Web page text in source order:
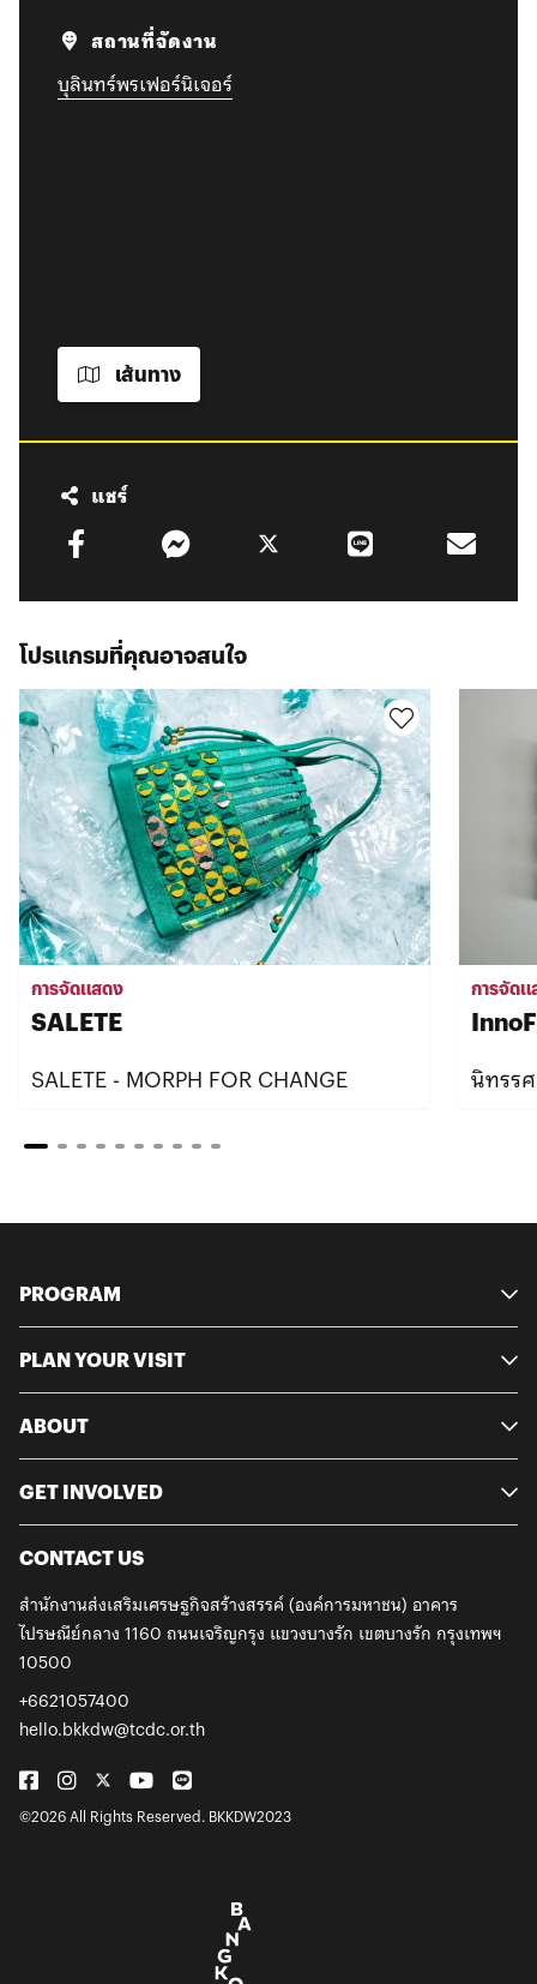
สถานที่จัดงาน
บุลินทร์พรเฟอร์นิเจอร์
เส้นทาง
แชร์
โปรแกรมที่คุณอาจสนใจ
การจัดแสดง
SALETE
SALETE - MORPH FOR CHANGE
การจัดแ
นิทรร
PROGRAM
PLAN YOUR VISIT
ABOUT
GET INVOLVED
CONTACT US
สำนักงานส่งเสริมเศรษฐกิจสร้างสรรค์ (องค์การมหาชน) อาคาร
ไปรษณีย์กลาง 1160 ถนนเจริญกรุง แขวงบางรัก เขตบางรัก กรุงเทพฯ
10500
+6621057400
hello.bkkdw@tcdc.or.th
©2026 All Rights Reserved. BKKDW2023